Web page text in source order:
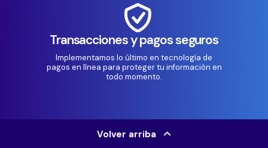
Transacciones y pagos seguros
Implementamos lo último en tecnología de
pagos en línea para proteger tu información en
todo momento.
Volver arriba